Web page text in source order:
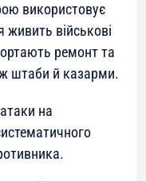
використовує
живить військові
ремонт та
штаби й казарми.
на